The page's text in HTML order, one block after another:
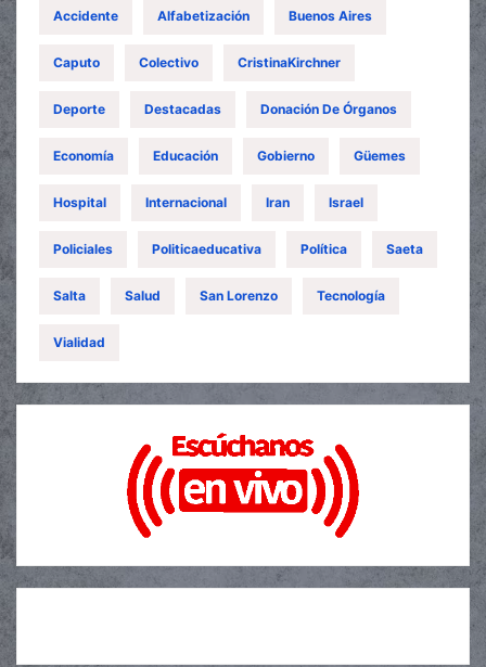
Accidente Alfabetización Buenos Aires
Caputo Colectivo CristinaKirchner
Deporte Destacadas Donación De Órganos
Economía Educación Gobierno Güemes
Hospital Internacional Iran Israel
Policiales Politicaeducativa Política Saeta
Salta Salud San Lorenzo Tecnología
Vialidad